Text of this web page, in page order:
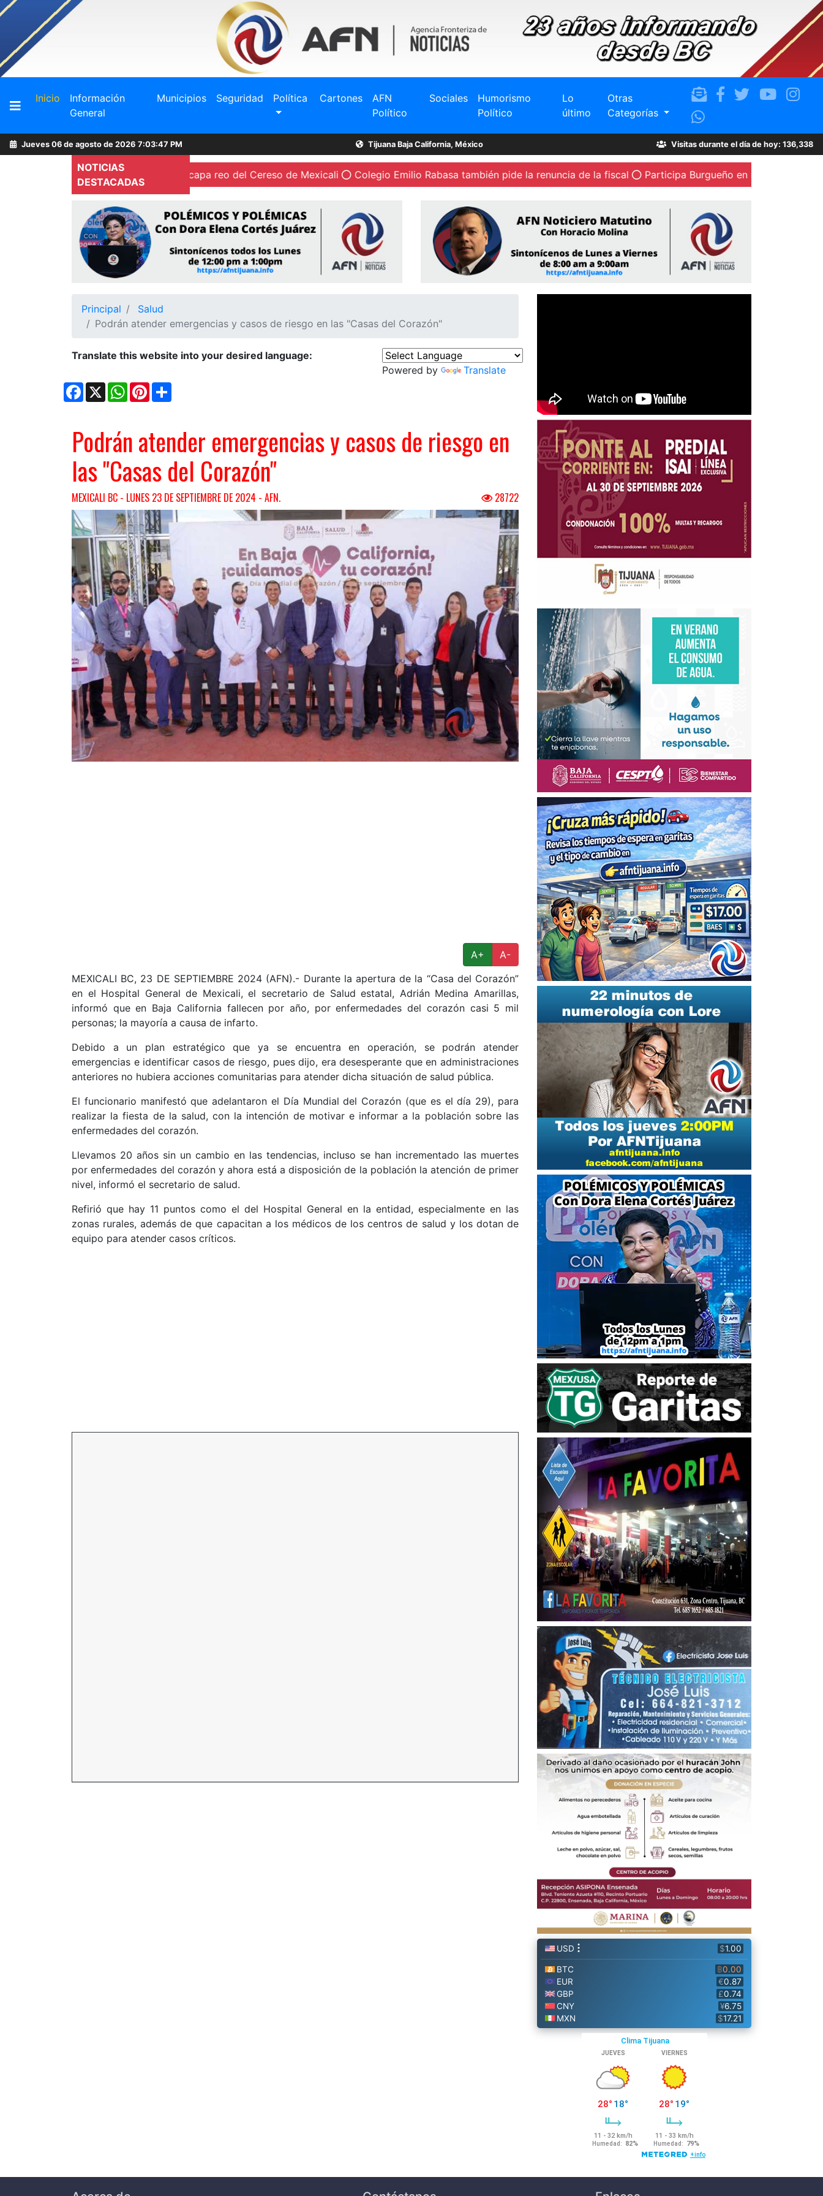
Inicio (current)
Información
General
Municipios Seguridad Política Cartones
AFN
Político
Sociales
Humorismo
Político
Lo
último
Otras
Categorías
Jueves 06 de agosto de 2026 7:03:48 PM Tijuana Baja California, México Visitas durante el día de hoy: 136,338
NOTICIAS
DESTACADAS
en El Carrizo Escapa reo del Cereso de Mexicali Colegio Emilio Rabasa también pide la renuncia de la fiscal Participa Burgueño en reuniones con militancia
Principal
Salud
Podrán atender emergencias y casos de riesgo en las "Casas del Corazón"
Translate this website into your desired language:
Powered by
Translate
Facebook
X WhatsApp
Pinterest
Podrán atender emergencias y casos de riesgo en
las "Casas del Corazón"
MEXICALI BC - LUNES 23 DE SEPTIEMBRE DE 2024 - AFN. 28722
A+
A-
MEXICALI BC, 23 DE SEPTIEMBRE 2024 (AFN).- Durante la apertura de la “Casa del Corazón”
en el Hospital General de Mexicali, el secretario de Salud estatal, Adrián Medina Amarillas,
informó que en Baja California fallecen por año, por enfermedades del corazón casi 5 mil
personas; la mayoría a causa de infarto.
Debido a un plan estratégico que ya se encuentra en operación, se podrán atender
emergencias e identificar casos de riesgo, pues dijo, era desesperante que en administraciones
anteriores no hubiera acciones comunitarias para atender dicha situación de salud pública.
El funcionario manifestó que adelantaron el Día Mundial del Corazón (que es el día 29), para
realizar la fiesta de la salud, con la intención de motivar e informar a la población sobre las
enfermedades del corazón.
Llevamos 20 años sin un cambio en las tendencias, incluso se han incrementado las muertes
por enfermedades del corazón y ahora está a disposición de la población la atención de primer
nivel, informó el secretario de salud.
Refirió que hay 11 puntos como el del Hospital General en la entidad, especialmente en las
zonas rurales, además de que capacitan a los médicos de los centros de salud y los dotan de
equipo para atender casos críticos.
Buscador
Acerca
de